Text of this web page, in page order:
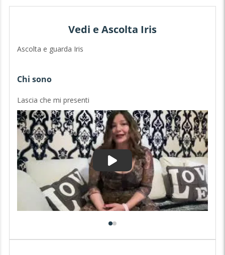
Vedi e Ascolta Iris
Ascolta e guarda Iris
Chi sono
Lascia che mi presenti